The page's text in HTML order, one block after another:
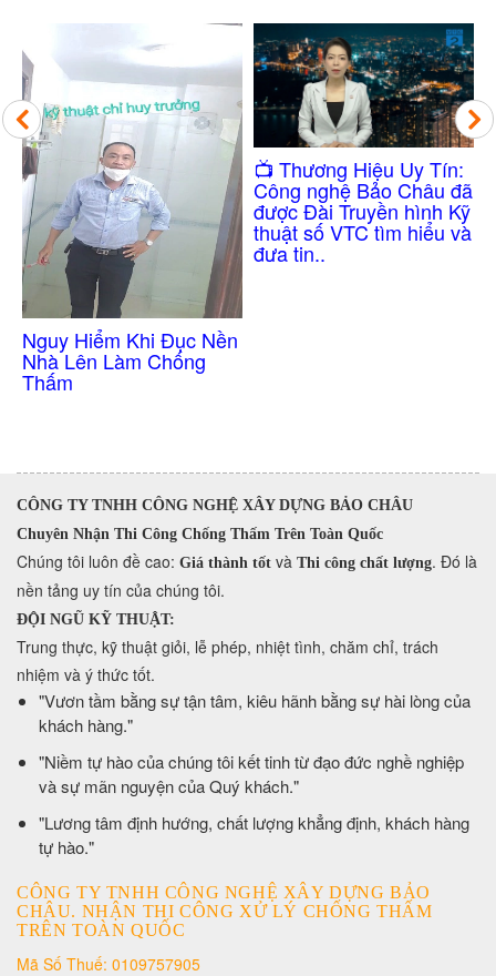
​📺 Thương Hiệu Uy Tín:
Công nghệ Bảo Châu đã
được Đài Truyền hình Kỹ
thuật số VTC tìm hiểu và
đưa tin..
Công Nghệ Chống
Thấm Nhà Vệ Sinh
Không Cần Đục Gạch
CÔNG TY TNHH CÔNG NGHỆ XÂY DỰNG BẢO CHÂU
Chuyên Nhận Thi Công Chống Thấm Trên Toàn Quốc
​Chúng tôi luôn đề cao: Giá thành tốt và Thi công chất lượng. Đó là
nền tảng uy tín của chúng tôi.
ĐỘI NGŨ KỸ THUẬT:
Trung thực, kỹ thuật giỏi, lễ phép, nhiệt tình, chăm chỉ, trách
nhiệm và ý thức tốt.
​"Vươn tầm bằng sự tận tâm, kiêu hãnh bằng sự hài lòng của
khách hàng."
​"Niềm tự hào của chúng tôi kết tinh từ đạo đức nghề nghiệp
và sự mãn nguyện của Quý khách."
​"Lương tâm định hướng, chất lượng khẳng định, khách hàng
tự hào."
CÔNG TY TNHH CÔNG NGHỆ XÂY DỰNG BẢO
CHÂU. NHẬN THI CÔNG XỬ LÝ CHỐNG THẤM
TRÊN TOÀN QUỐC
Mã Số Thuế: 0109757905